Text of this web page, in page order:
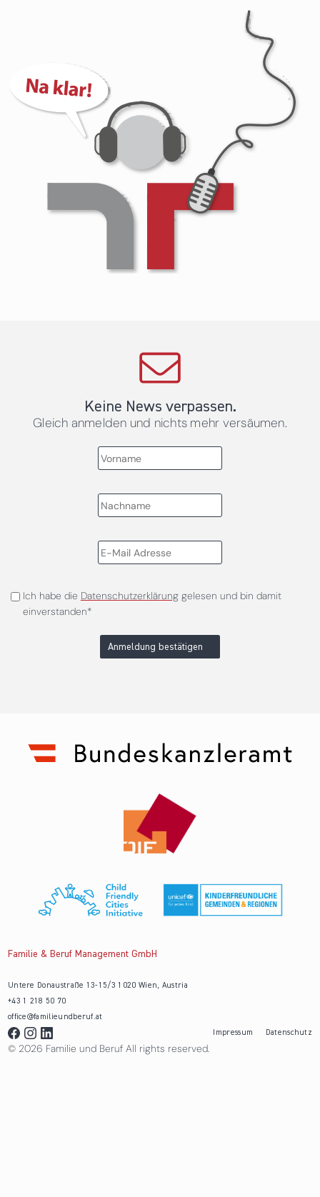
Keine News verpassen.
Gleich anmelden und nichts mehr versäumen.
Ich habe die Datenschutzerklärunggelesen und bin damit
einverstanden*
Anmeldung bestätigen
Familie & Beruf Management GmbH
Untere Donaustraße 13-15/3 1020 Wien, Austria
+43 1 218 50 70
office@familieundberuf.at
Impressum
Datenschutz
© 2026 Familie und Beruf All rights reserved.